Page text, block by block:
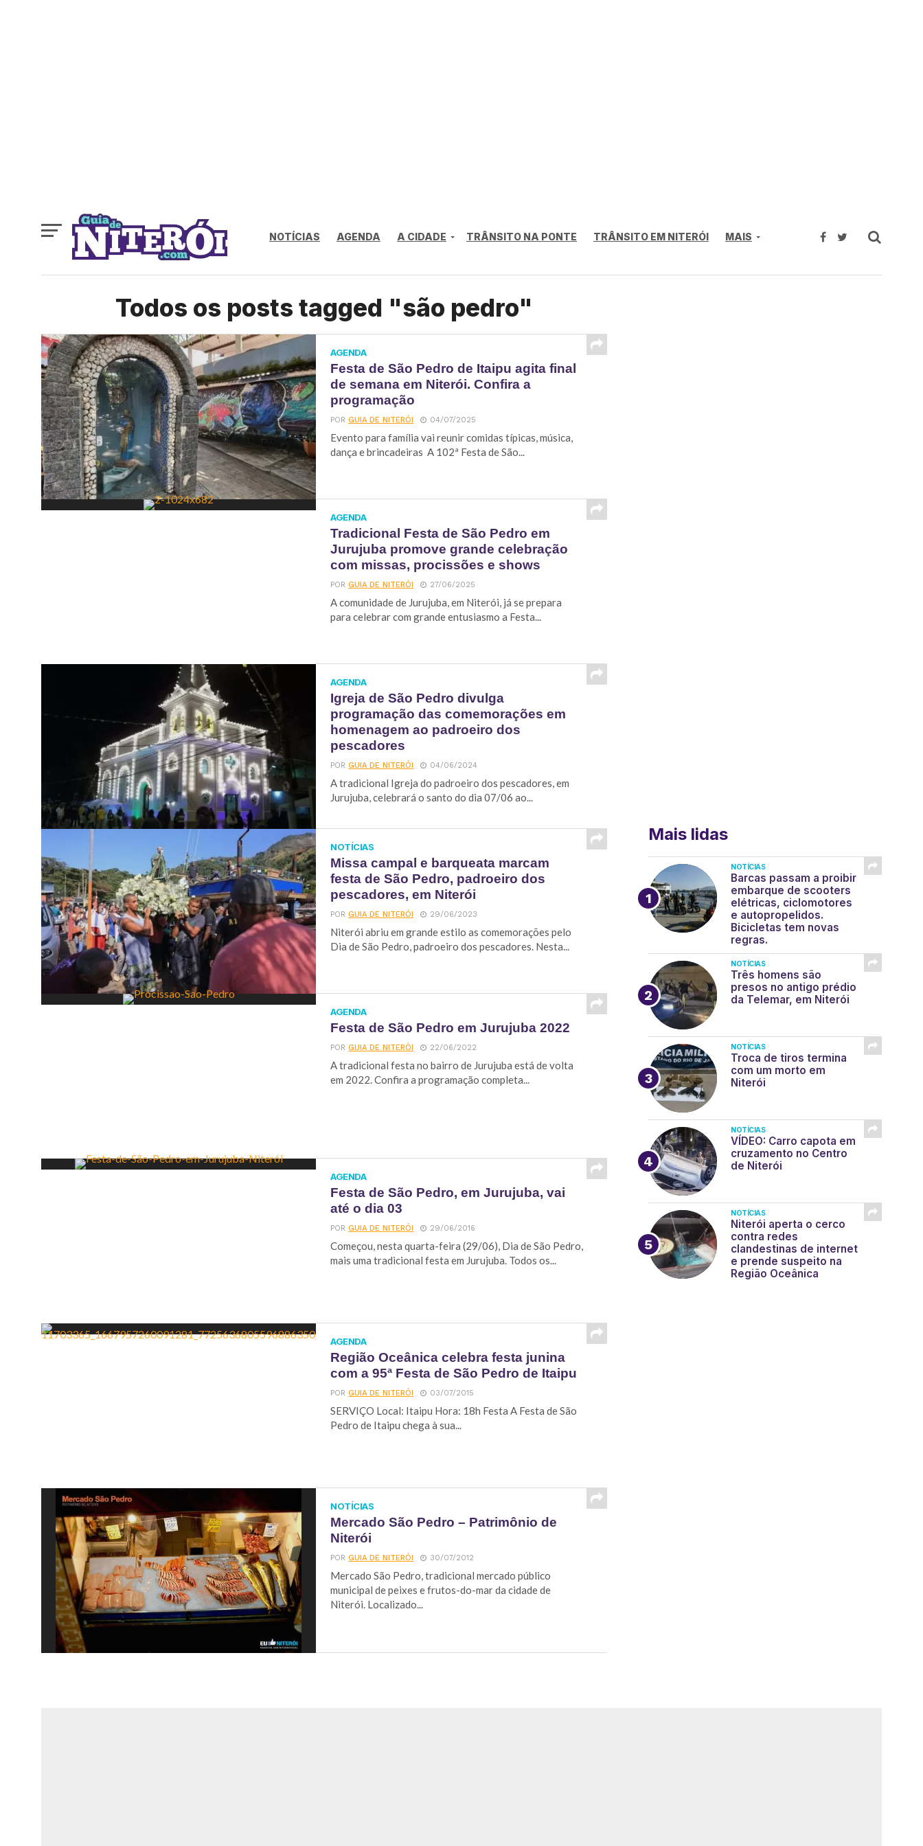
NOTÍCIAS AGENDA A CIDADE TRÂNSITO NA PONTE TRÂNSITO EM NITERÓI MAIS
Todos os posts tagged "são pedro"
AGENDA
Festa de São Pedro de Itaipu agita final
de semana em Niterói. Confira a
programação
PORGUIA DE NITERÓI 04/07/2025
Evento para família vai reunir comidas típicas, música,
dança e brincadeiras A 102ª Festa de São...
AGENDA
Tradicional Festa de São Pedro em
Jurujuba promove grande celebração
com missas, procissões e shows
PORGUIA DE NITERÓI 27/06/2025
A comunidade de Jurujuba, em Niterói, já se prepara
para celebrar com grande entusiasmo a Festa...
AGENDA
Igreja de São Pedro divulga
programação das comemorações em
homenagem ao padroeiro dos
pescadores
PORGUIA DE NITERÓI 04/06/2024
A tradicional Igreja do padroeiro dos pescadores, em
Jurujuba, celebrará o santo do dia 07/06 ao...
NOTÍCIAS
Missa campal e barqueata marcam
festa de São Pedro, padroeiro dos
pescadores, em Niterói
PORGUIA DE NITERÓI 29/06/2023
Niterói abriu em grande estilo as comemorações pelo
Dia de São Pedro, padroeiro dos pescadores. Nesta...
AGENDA
Festa de São Pedro em Jurujuba 2022
PORGUIA DE NITERÓI 22/06/2022
A tradicional festa no bairro de Jurujuba está de volta
em 2022. Confira a programação completa...
AGENDA
Festa de São Pedro, em Jurujuba, vai
até o dia 03
PORGUIA DE NITERÓI 29/06/2016
Começou, nesta quarta-feira (29/06), Dia de São Pedro,
mais uma tradicional festa em Jurujuba. Todos os...
AGENDA
Região Oceânica celebra festa junina
com a 95ª Festa de São Pedro de Itaipu
PORGUIA DE NITERÓI 03/07/2015
SERVIÇO Local: Itaipu Hora: 18h Festa A Festa de São
Pedro de Itaipu chega à sua...
NOTÍCIAS
Mercado São Pedro – Patrimônio de
Niterói
PORGUIA DE NITERÓI 30/07/2012
Mercado São Pedro, tradicional mercado público
municipal de peixes e frutos-do-mar da cidade de
Niterói. Localizado...
Mais lidas
NOTÍCIAS
Barcas passam a proibir
embarque de scooters
elétricas, ciclomotores
e autopropelidos.
Bicicletas tem novas
regras.
NOTÍCIAS
Três homens são
presos no antigo prédio
da Telemar, em Niterói
NOTÍCIAS
Troca de tiros termina
com um morto em
Niterói
NOTÍCIAS
VÍDEO: Carro capota em
cruzamento no Centro
de Niterói
NOTÍCIAS
Niterói aperta o cerco
contra redes
clandestinas de internet
e prende suspeito na
Região Oceânica